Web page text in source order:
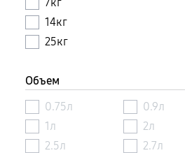
14кг
25кг
Объем
0.75л
0.9л
1л
2л
2.5л
2.7л